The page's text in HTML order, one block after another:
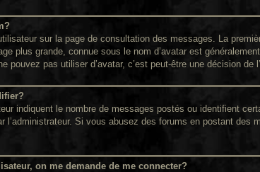
sur la page de consultation des messages. La
plus grande, connue sous le nom d’avatar est
pas utiliser d’avatar, c’est peut-être une décision
indiquent le nombre de messages postés ou identifient
l’administrateur. Si vous abusez des forums en postant
on me demande de me connecter?